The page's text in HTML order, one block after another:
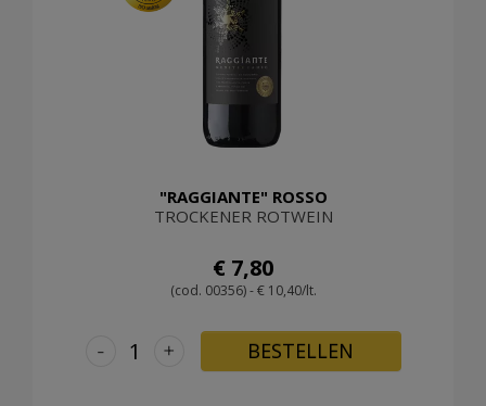
"RAGGIANTE" ROSSO
TROCKENER ROTWEIN
€ 7,80
(cod. 00356) - € 10,40/lt.
+
- BESTELLEN